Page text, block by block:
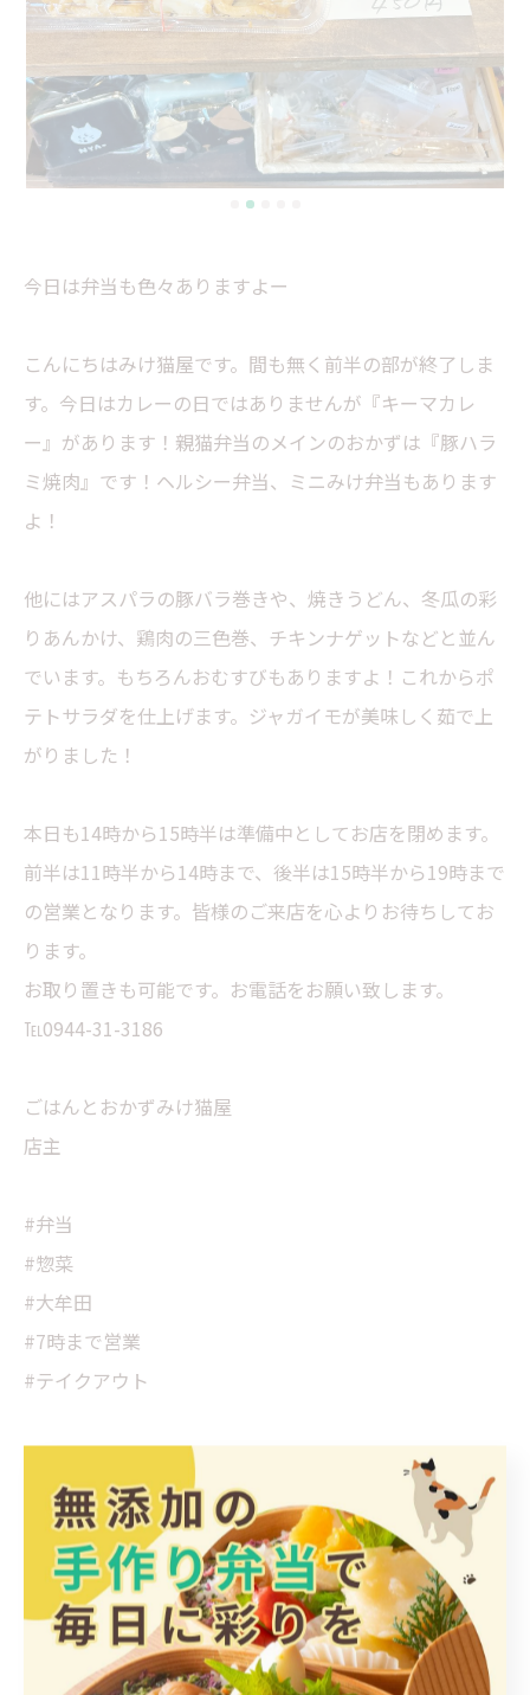
今日は弁当も色々ありますよー
こんにちはみけ猫屋です。間も無く前半の部が終了しま
す。今日はカレーの日ではありませんが『キーマカレ
ー』があります！親猫弁当のメインのおかずは『豚ハラ
ミ焼肉』です！ヘルシー弁当、ミニみけ弁当もあります
よ！
他にはアスパラの豚バラ巻きや、焼きうどん、冬瓜の彩
りあんかけ、鶏肉の三色巻、チキンナゲットなどと並ん
でいます。もちろんおむすびもありますよ！これからポ
テトサラダを仕上げます。ジャガイモが美味しく茹で上
がりました！
本日も14時から15時半は準備中としてお店を閉めます。
前半は11時半から14時まで、後半は15時半から19時まで
の営業となります。皆様のご来店を心よりお待ちしてお
ります。
お取り置きも可能です。お電話をお願い致します。
℡0944-31-3186
ごはんとおかずみけ猫屋
店主
#弁当
#惣菜
#大牟田
#7時まで営業
#テイクアウト
大牟田市にて豊富なお惣菜
< 前のページ 一覧に戻る 次のページ >